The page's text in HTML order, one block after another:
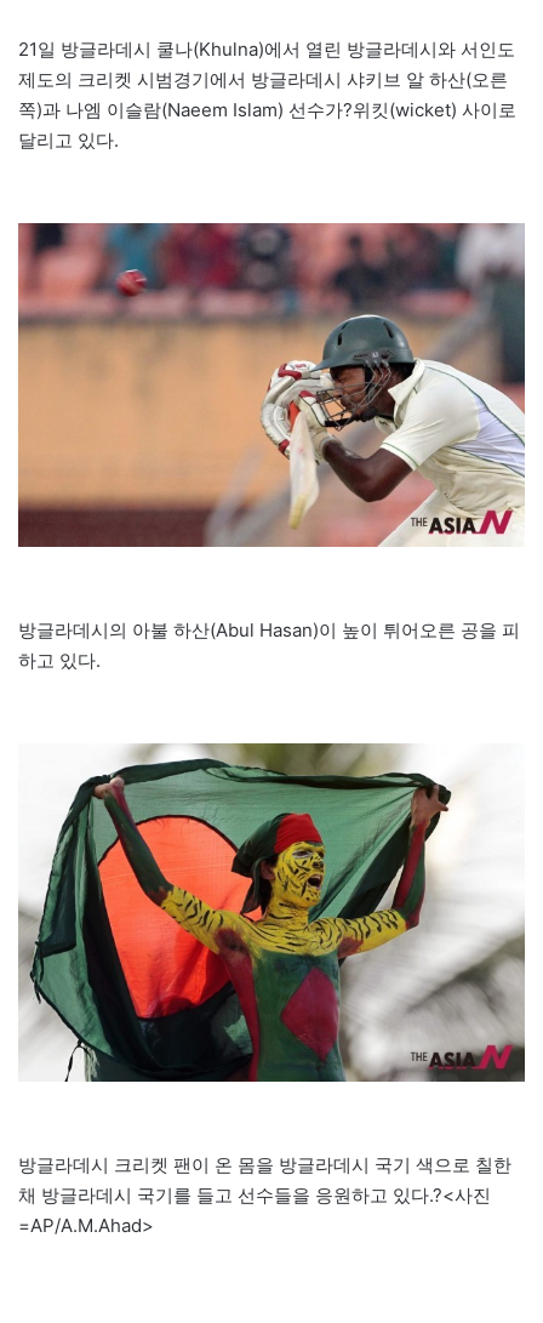
21일 방글라데시 쿨나(Khulna)에서 열린 방글라데시와 서인도
제도의 크리켓 시범경기에서 방글라데시 샤키브 알 하산(오른
쪽)과 나엠 이슬람(Naeem Islam) 선수가?위킷(wicket) 사이로
달리고 있다.
방글라데시의 아불 하산(Abul Hasan)이 높이 튀어오른 공을 피
하고 있다.
방글라데시 크리켓 팬이 온 몸을 방글라데시 국기 색으로 칠한
채 방글라데시 국기를 들고 선수들을 응원하고 있다.?<사진
=AP/A.M.Ahad>